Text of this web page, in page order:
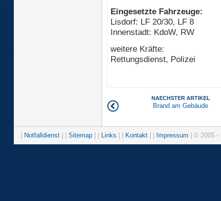
Eingesetzte Fahrzeuge:
Lisdorf: LF 20/30, LF 8
Innenstadt: KdoW, RW
weitere Kräfte:
Rettungsdienst, Polizei
NAECHSTER ARTIKEL
Brand am Gebäude
Notfalldienst Sitemap Links Kontakt Impressum | © 2005 -